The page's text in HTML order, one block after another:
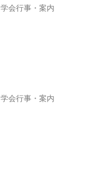
学会行事・案内
学会行事・案内